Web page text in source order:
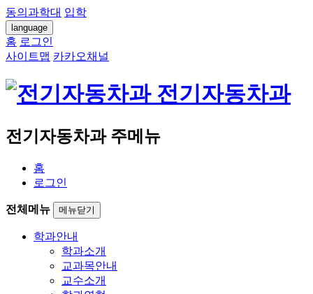
동의과학대 입학
language
홈 로그인
사이트맵 카카오채널
전기자동차과
전기자동차과 주메뉴
홈
로그인
전체메뉴 메뉴닫기
학과안내
학과소개
교과목안내
교수소개